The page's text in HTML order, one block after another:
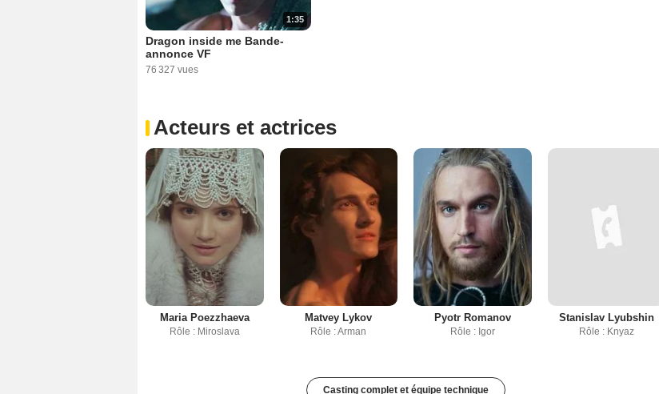
1:35
Dragon inside me Bande-
annonce VF
76 327 vues
Acteurs et actrices
Maria Poezzhaeva
Rôle : Miroslava
Matvey Lykov
Rôle : Arman
Pyotr Romanov
Rôle : Igor
Stanislav Lyubshin
Rôle : Knyaz
Casting complet et équipe technique